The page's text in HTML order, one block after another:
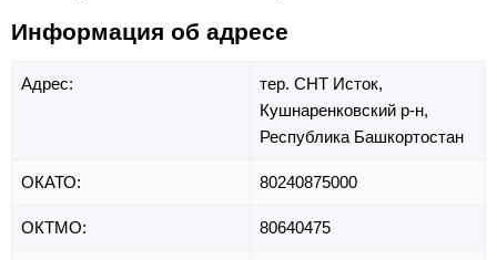
Информация об адресе
Адрес:
тер. СНТ Исток,
Кушнаренковский р-н,
Республика Башкортостан
ОКАТО: 80240875000
ОКТМО: 80640475